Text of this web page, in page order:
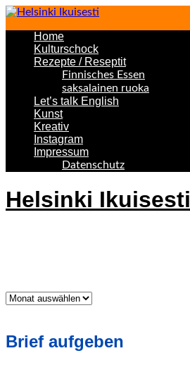
Home
Kulturschock
Rezepte / Reseptit
Finnisches Essen
saksalainen ruoka
Let’s talk English
Kunst
Kreativ
Instagram
Impressum
Datenschutz
Helsinki Ikuisesti
Was
Brief aufgeben